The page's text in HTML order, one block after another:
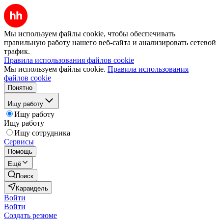
Мы используем файлы cookie, чтобы обеспечивать
правильную работу нашего веб-сайта и анализировать сетевой
трафик.
Правила использования файлов cookie
Мы используем файлы cookie. Правила использования
файлов cookie
Понятно
Ищу работу
Ищу работу
Ищу работу
Ищу сотрудника
Сервисы
Помощь
Ещё
Поиск
Караидель
Войти
Войти
Создать резюме